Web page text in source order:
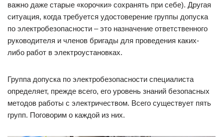
важно даже старые «корочки» сохранять при себе). Другая
ситуация, когда требуется удостоверение группы допуска
по электробезопасности – это назначение ответственного
руководителя и членов бригады для проведения каких-
либо работ в электроустановках.
Группа допуска по электробезопасности специалиста
определяет, прежде всего, его уровень знаний безопасных
методов работы с электричеством. Всего существует пять
групп. Поговорим о каждой из них.